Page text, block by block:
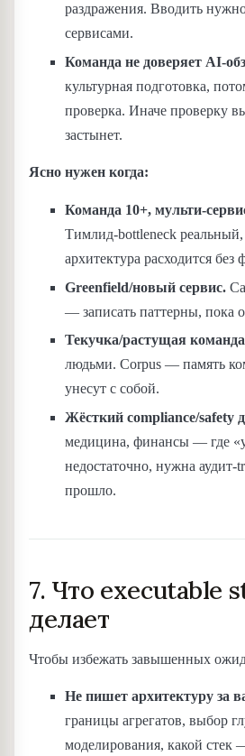
раздражения. Вводить
сервисами.
Команда не доверяет AI-
культурная подготовка,
проверка. Иначе проверку
застынет.
Ясно нужен когда:
Команда 10+, мульти-
Тимлид-bottleneck реальный,
архитектура расходится без
Greenfield/новый сервис.
— записать паттерны, пока
Текучка/растущая
людьми. Corpus — память
унесут с собой.
Жёсткий compliance/safety
медицина, финансы — где
недостаточно, нужна
прошло.
7. Что executable
делает
Чтобы избежать завышенных
Не пишет архитектуру за
границы агрегатов, выбор
моделирования, какой стек